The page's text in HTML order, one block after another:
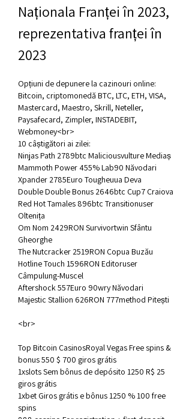
Naționala Franței în 2023,
reprezentativa franței în
2023
Opțiuni de depunere la cazinouri online:
Bitcoin, criptomonedă BTC, LTC, ETH, VISA,
Mastercard, Maestro, Skrill, Neteller,
Paysafecard, Zimpler, INSTADEBIT,
Webmoney<br>
10 câștigători ai zilei:
Ninjas Path 2789btc Maliciousvulture Mediaș
Mammoth Power 455% Lab90 Năvodari
Xpander 2785Euro Tougheuua Deva
Red Hot Tamales 896btc Transitionuser
Oltenița
Om Nom 2429RON Survivortwin Sfântu
Gheorghe
The Nutcracker 2519RON Copua Buzău
Hotline Touch 1596RON Editoruser
Câmpulung-Muscel
Aftershock 557Euro 90wry Năvodari
Majestic Stallion 626RON 777method Pitești
<br>
Top Bitcoin CasinosRoyal Vegas Free spins &
bonus 550 $ 700 giros grátis
1xslots Sem bônus de depósito 1250 R$ 25
giros grátis
1xbet Giros grátis e bônus 1250 % 100 free
spins